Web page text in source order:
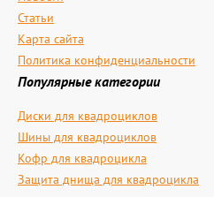
Статьи
Карта сайта
Политика конфиденциальности
Популярные категории
Диски для квадроциклов
Шины для квадроциклов
Кофр для квадроцикла
Защита днища для квадроцикла